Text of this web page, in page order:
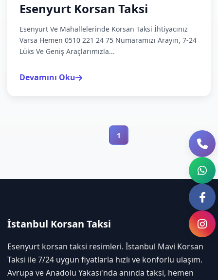
Esenyurt Korsan Taksi
Esenyurt Ve Mahallelerinde Korsan Taksi İhtiyacınız
Varsa Hemen 0510 221 24 75 Numaramızı Arayın, 7-24
Lüks Ve Geniş Araçlarımızla...
Devamını Oku
1
İstanbul Korsan Taksi
Esenyurt korsan taksi resimleri. İstanbul Mavi Korsan
Taksi ile 7/24 uygun fiyatlarla hızlı ve konforlu ulaşım.
Avrupa ve Anadolu Yakası'nda anında taksi, hemen